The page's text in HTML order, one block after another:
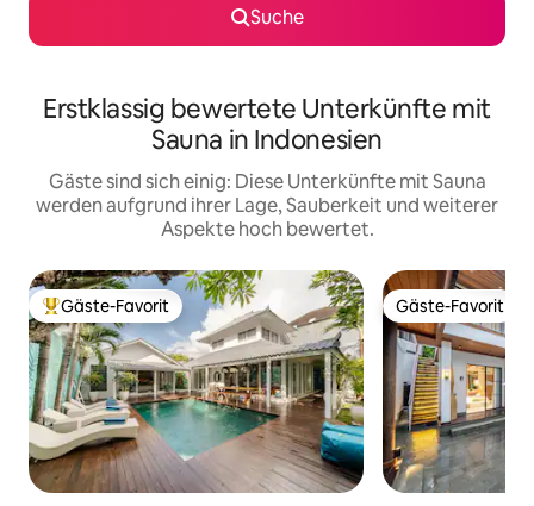
Suche
Erstklassig bewertete Unterkünfte mit
Sauna in Indonesien
Gäste sind sich einig: Diese Unterkünfte mit Sauna
werden aufgrund ihrer Lage, Sauberkeit und weiterer
Aspekte hoch bewertet.
Beliebter Gäste-Favorit.
Gäste-Favorit Gäste-Favorit
Gäste-Favorit